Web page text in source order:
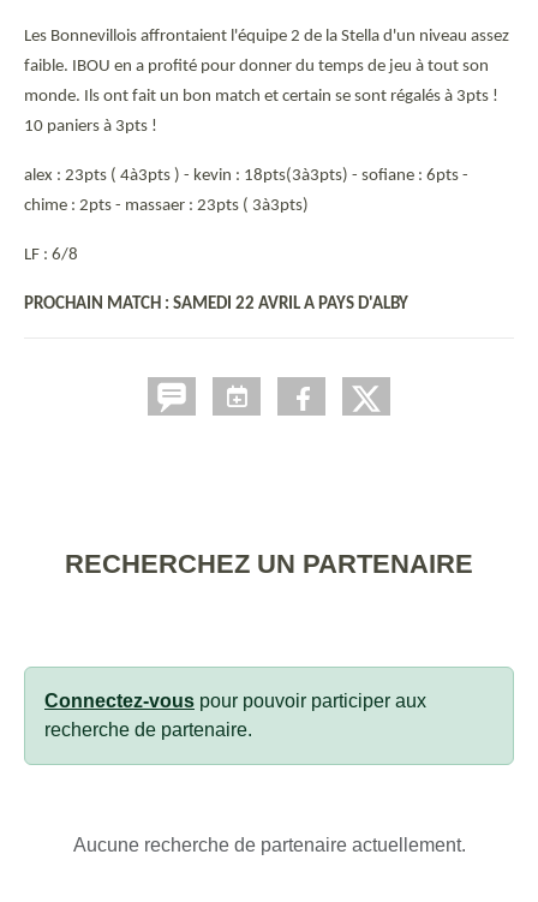
Les Bonnevillois affrontaient l'équipe 2 de la Stella d'un niveau assez
faible. IBOU en a profité pour donner du temps de jeu à tout son
monde. Ils ont fait un bon match et certain se sont régalés à 3pts !
10 paniers à 3pts !
alex : 23pts ( 4à3pts ) - kevin : 18pts(3à3pts) - sofiane : 6pts -
chime : 2pts - massaer : 23pts ( 3à3pts)
LF : 6/8
PROCHAIN MATCH : SAMEDI 22 AVRIL A PAYS D'ALBY
RECHERCHEZ UN PARTENAIRE
Connectez-vous pour pouvoir participer aux
recherche de partenaire.
Aucune recherche de partenaire actuellement.